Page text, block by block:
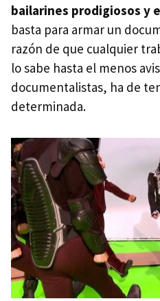
bailarines prodigiosos y
basta para armar un
razón de que cualquier
lo sabe hasta el menos
documentalistas, ha de
determinada.